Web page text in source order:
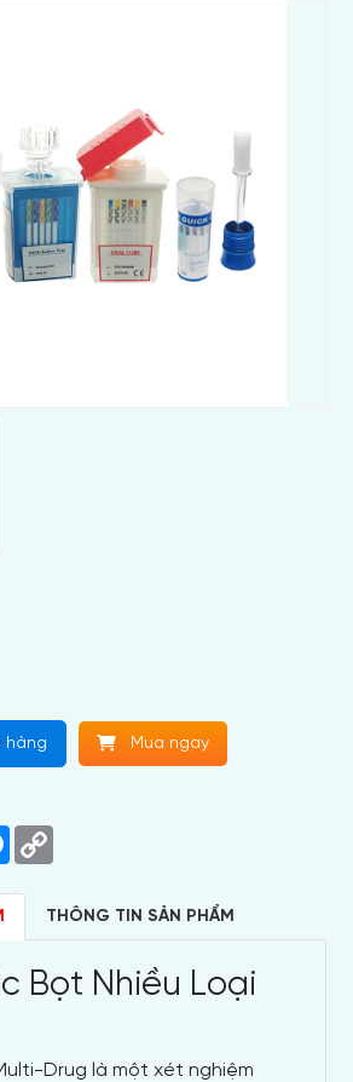
hàng Mua ngay
Messenger
THÔNG TIN SẢN PHẨM
Bọt Nhiều Loại
Drug là một xét nghiệm